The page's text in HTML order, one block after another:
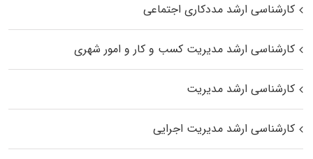
کارشناسی ارشد مددکاری اجتماعی
کارشناسی ارشد مدیریت کسب و کار و امور شهری
کارشناسی ارشد مدیریت
کارشناسی ارشد مدیریت اجرایی